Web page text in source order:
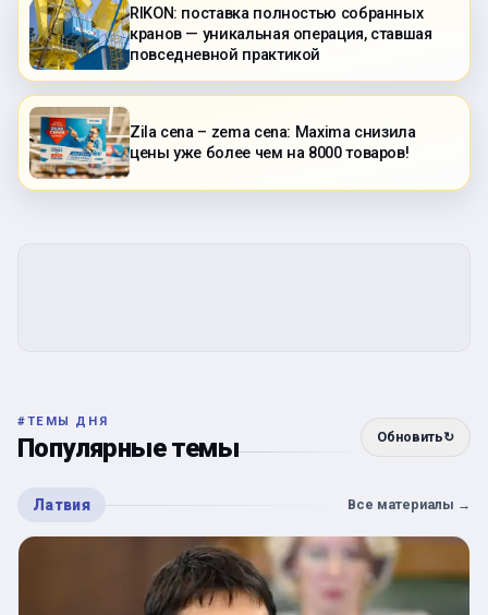
RIKON: поставка полностью собранных
кранов — уникальная операция, ставшая
повседневной практикой
Zila cena – zema cena: Maxima снизила
цены уже более чем на 8000 товаров!
#ТЕМЫ ДНЯ
Популярные темы Обновить↻
Латвия Все материалы →